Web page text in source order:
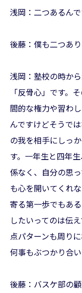
浅岡：二つあるん
後藤：僕も二つあり
浅岡：塾校の時か
「反骨心」です。
間的な権力や習わ
んですけどそうで
の我を相手にしっ
す。一年生と四年
係なく、自分の思
も心を開いてくれ
寄る第一歩でもあ
したいってのは伝
点パターンも周り
何事もぶつかり合
後藤：バスケ部の